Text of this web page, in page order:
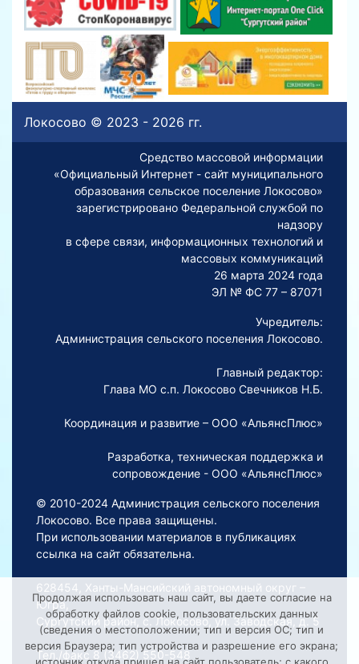
Локосово © 2023 - 2026 гг.
Средство массовой информации
«Официальный Интернет - сайт муниципального
образования сельское поселение Локосово»
зарегистрировано Федеральной службой по
надзору
в сфере связи, информационных технологий и
массовых коммуникаций
26 марта 2024 года
ЭЛ № ФС 77 – 87071
Учредитель:
Администрация сельского поселения Локосово.
Главный редактор:
Глава МО с.п. Локосово Свечников Н.Б.
Координация и развитие – ООО «АльянсПлюс»
Разработка, техническая поддержка и
сопровождение - ООО «АльянсПлюс»
© 2010-2024 Администрация сельского поселения
Локосово. Все права защищены.
При использовании материалов в публикациях
ссылка на сайт обязательна.
628454, Ханты-Мансийский автономный округ –
Югра,
Сургутский район, с. Локосово, ул. Заводская, д. 5
Тел./факс 8 (3462) 550-548
Продолжая использовать наш сайт, вы даете согласие на
обработку файлов cookie, пользовательских данных
(сведения о местоположении; тип и версия ОС; тип и
версия Браузера; тип устройства и разрешение его экрана;